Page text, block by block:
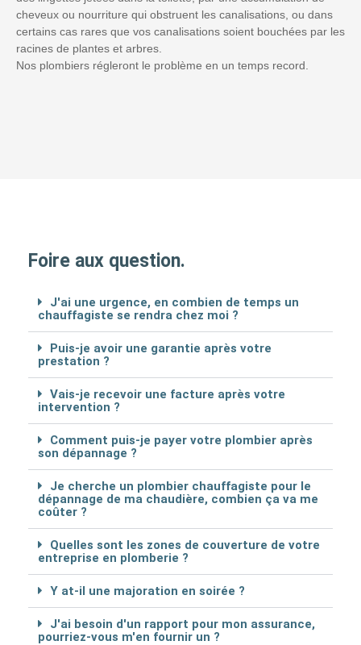
cheveux ou nourriture qui obstruent les canalisations, ou dans
certains cas rares que vos canalisations soient bouchées par les
racines de plantes et arbres.
Nos plombiers régleront le problème en un temps record.
Foire aux question.
J'ai une urgence, en combien de temps un
chauffagiste se rendra chez moi ?
Puis-je avoir une garantie après votre
prestation ?
Vais-je recevoir une facture après votre
intervention ?
Comment puis-je payer votre plombier après
son dépannage ?
Je cherche un plombier chauffagiste pour le
dépannage de ma chaudière, combien ça va me
coûter ?
Quelles sont les zones de couverture de votre
entreprise en plomberie ?
Y at-il une majoration en soirée ?
J'ai besoin d'un rapport pour mon assurance,
pourriez-vous m'en fournir un ?